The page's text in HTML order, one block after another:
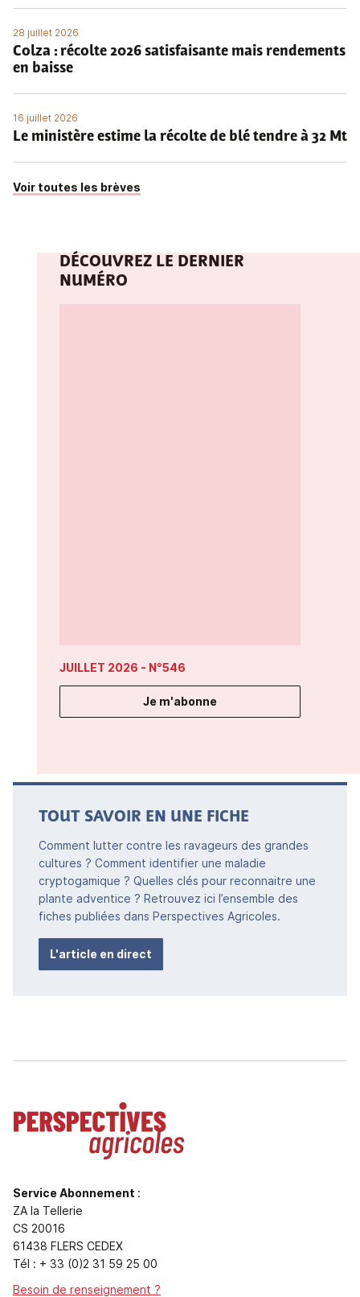
28 juillet 2026
Colza : récolte 2026 satisfaisante mais rendements
en baisse
16 juillet 2026
Le ministère estime la récolte de blé tendre à 32 Mt
Voir toutes les brèves
DÉCOUVREZ LE DERNIER
NUMÉRO
JUILLET 2026 - N°546
Je m'abonne
TOUT SAVOIR EN UNE FICHE
Comment lutter contre les ravageurs des grandes
cultures ? Comment identifier une maladie
cryptogamique ? Quelles clés pour reconnaitre une
plante adventice ? Retrouvez ici l’ensemble des
fiches publiées dans Perspectives Agricoles.
L'article en direct
Service Abonnement :
ZA la Tellerie
CS 20016
61438 FLERS CEDEX
Tél : + 33 (0)2 31 59 25 00
Besoin de renseignement ?